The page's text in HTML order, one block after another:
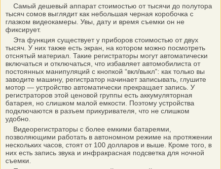
Самый дешевый аппарат стоимостью от тысячи до полутора
тысяч сомов выглядит как небольшая черная коробочка с
глазком видеокамеры. Увы, дату и время съемки он не
фиксирует.
Эта функция существует у приборов стоимостью от двух
тысяч. У них также есть экран, на котором можно посмотреть
отснятый материал. Такие регистраторы могут автоматически
включаться и отключаться, что избавляет автомобилиста от
постоянных манипуляций с кнопкой “вкл/выкл”: как только вы
заводите машину, регистратор начинает записывать, глушите
мотор — устройство автоматически прекращает запись. У
регистраторов этой ценовой группы есть аккумуляторная
батарея, но слишком малой емкости. Поэтому устройства
подключаются в разъем прикуривателя, что не слишком
удобно.
Видеорегистраторы с более емкими батареями,
позволяющими работать в автономном режиме на протяжении
нескольких часов, стоят от 100 долларов и выше. Кроме того, в
них есть запись звука и инфракрасная подсветка для ночной
съемки.